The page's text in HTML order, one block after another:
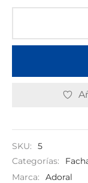
SKU:
5
Categorías:
Marca:
Adoral